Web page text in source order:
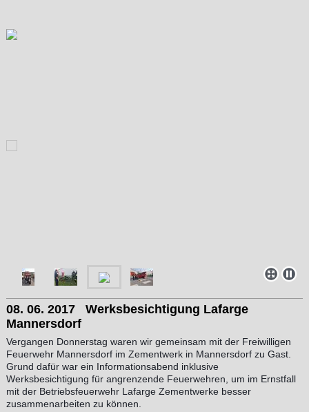
08. 06. 2017 Werksbesichtigung Lafarge
Mannersdorf
Vergangen Donnerstag waren wir gemeinsam mit der Freiwilligen
Feuerwehr Mannersdorf im Zementwerk in Mannersdorf zu Gast.
Grund dafür war ein Informationsabend inklusive
Werksbesichtigung für angrenzende Feuerwehren, um im Ernstfall
mit der Betriebsfeuerwehr Lafarge Zementwerke besser
zusammenarbeiten zu können.